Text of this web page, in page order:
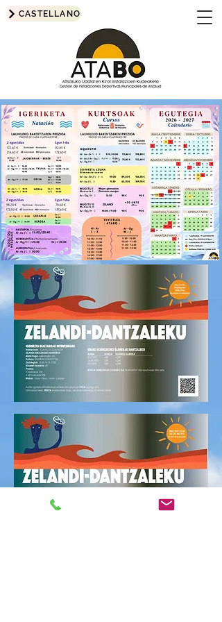
CASTELLANO